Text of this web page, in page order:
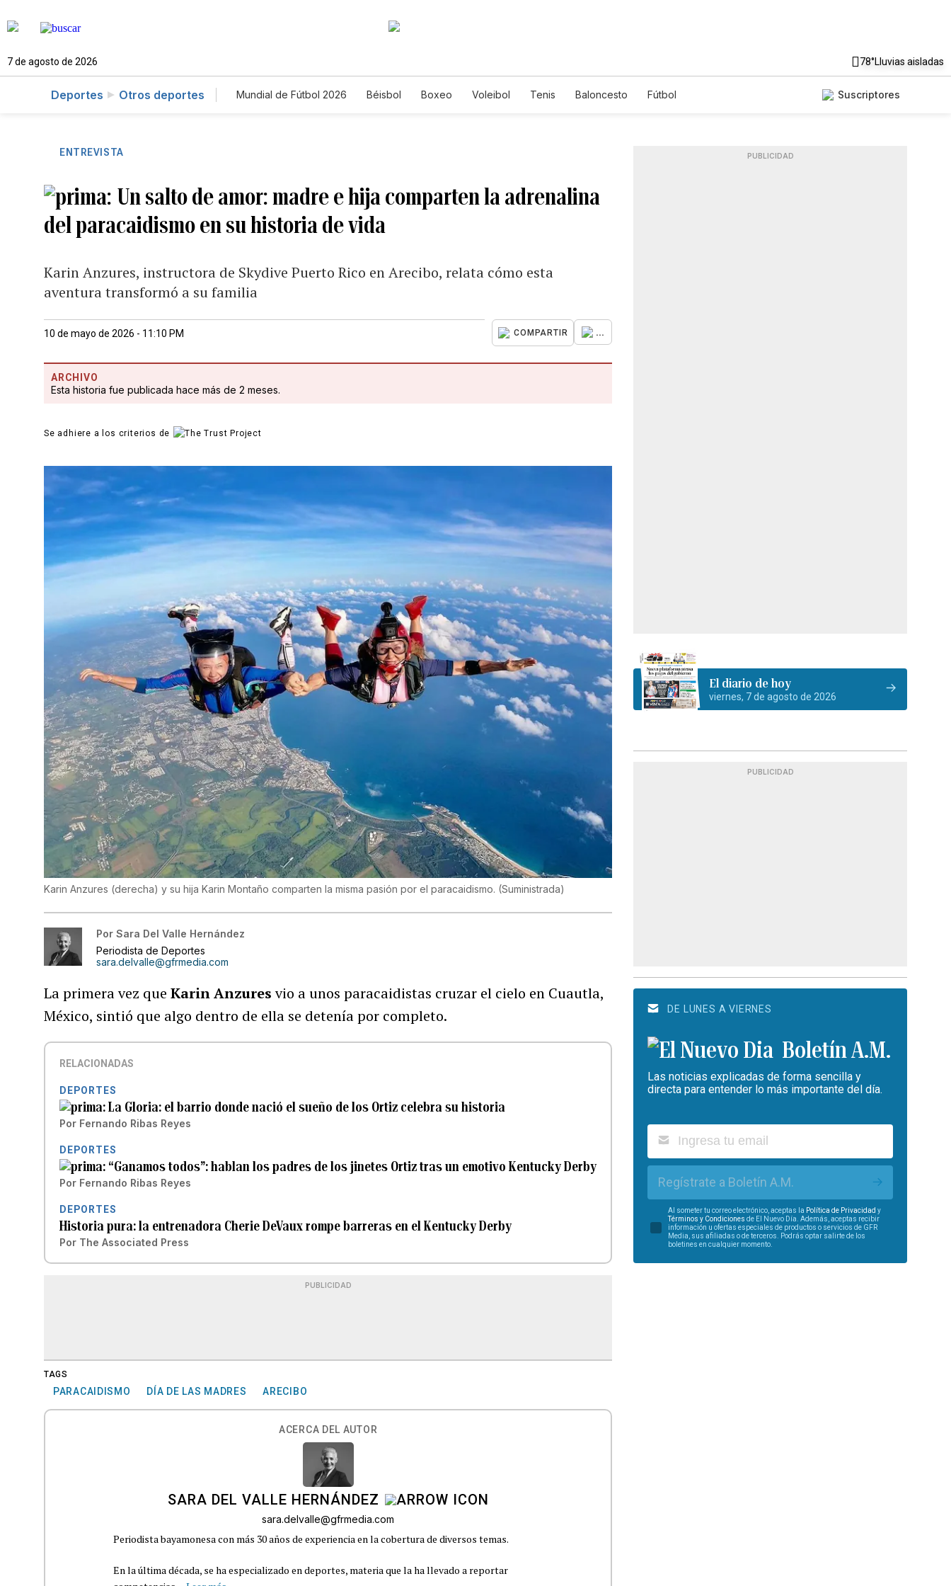
7 de agosto de 2026 78°Lluvias aisladas
Deportes Otros deportes Mundial de Fútbol 2026 Béisbol Boxeo Voleibol Tenis Baloncesto Fútbol Suscriptores
ENTREVISTA
Un salto de amor: madre e hija comparten la adrenalina
del paracaidismo en su historia de vida
Karin Anzures, instructora de Skydive Puerto Rico en Arecibo, relata cómo esta
aventura transformó a su familia
10 de mayo de 2026 - 11:10 PM COMPARTIR ...
ARCHIVO
Esta historia fue publicada hace más de 2 meses.
Se adhiere a los criterios de
Karin Anzures (derecha) y su hija Karin Montaño comparten la misma pasión por el paracaidismo. (Suministrada)
Por Sara Del Valle Hernández
Periodista de Deportes
sara.delvalle@gfrmedia.com
La primera vez queKarin Anzuresvio a unos paracaidistas cruzar el cielo en Cuautla,
México, sintió que algo dentro de ella se detenía por completo.
RELACIONADAS
DEPORTES
La Gloria: el barrio donde nació el sueño de los Ortiz celebra su historia
Por Fernando Ribas Reyes
DEPORTES
“Ganamos todos”: hablan los padres de los jinetes Ortiz tras un emotivo Kentucky Derby
Por Fernando Ribas Reyes
DEPORTES
Historia pura: la entrenadora Cherie DeVaux rompe barreras en el Kentucky Derby
Por The Associated Press
PUBLICIDAD
TAGS
PARACAIDISMO DÍA DE LAS MADRES ARECIBO
ACERCA DEL AUTOR
SARA DEL VALLE HERNÁNDEZ
sara.delvalle@gfrmedia.com
Periodista bayamonesa con más 30 años de experiencia en la cobertura de diversos temas.
En la última década, se ha especializado en deportes, materia que la ha llevado a reportar
PUBLICIDAD
El diario de hoy
viernes, 7 de agosto de 2026
PUBLICIDAD
DE LUNES A VIERNES
Boletín A.M.
Las noticias explicadas de forma sencilla y
directa para entender lo más importante del día.
Regístrate a Boletín A.M.
Al someter tu correo electrónico, aceptas la Política de Privacidad y
Términos y Condiciones de El Nuevo Día. Además, aceptas recibir
información u ofertas especiales de productos o servicios de GFR
Media, sus afiliadas o de terceros. Podrás optar salirte de los
boletines en cualquier momento.